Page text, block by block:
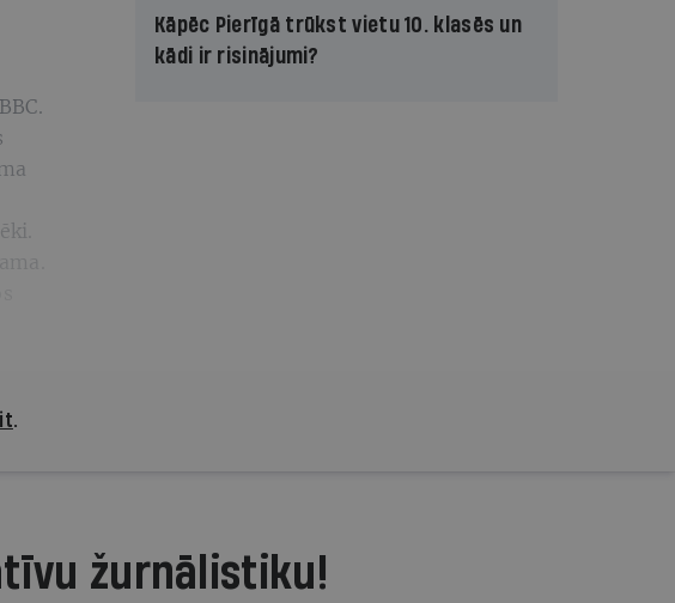
Kāpēc Pierīgā trūkst vietu 10. klasēs un
kādi ir risinājumi?
.
žurnālistiku!